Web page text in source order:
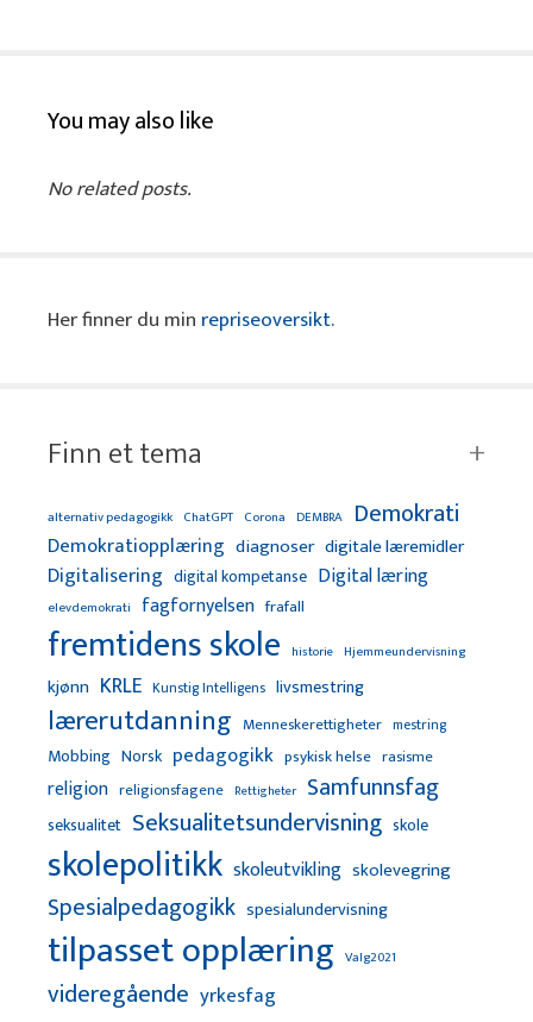
You may also like
No related posts.
Her finner du min repriseoversikt.
Finn et tema
alternativ pedagogikk ChatGPT Corona DEMBRA Demokrati
Demokratiopplæring diagnoser digitale læremidler
Digitalisering digital kompetanse Digital læring
elevdemokrati fagfornyelsen frafall
fremtidens skole historie Hjemmeundervisning
kjønn KRLE Kunstig Intelligens livsmestring
lærerutdanning Menneskerettigheter mestring
Mobbing Norsk pedagogikk psykisk helse rasisme
religion religionsfagene Rettigheter Samfunnsfag
seksualitet Seksualitetsundervisning skole
skolepolitikk skoleutvikling skolevegring
Spesialpedagogikk spesialundervisning
tilpasset opplæring Valg2021
videregående yrkesfag